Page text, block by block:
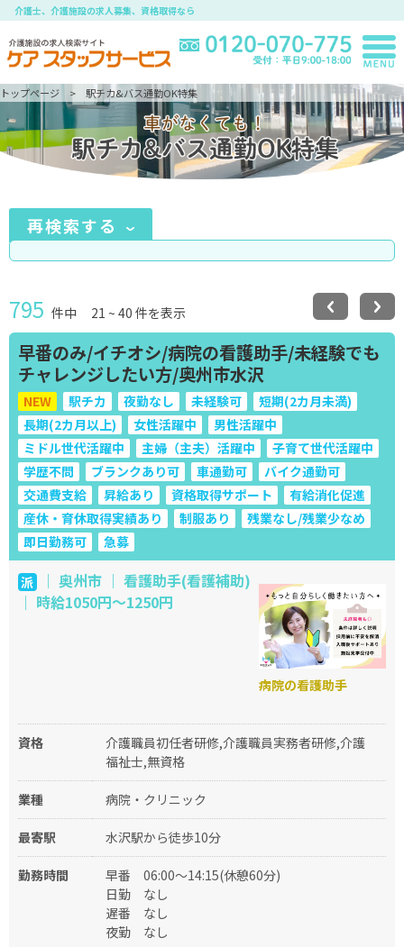
介護士、介護施設の求人募集、資格取得なら
トップページ 駅チカ&バス通勤OK特集
再検索する
795 件中 21 ~ 40 件を表示
早番のみ/イチオシ/病院の看護助手/未経験でも
チャレンジしたい方/奥州市水沢
NEW 駅チカ 夜勤なし 未経験可
短期(2カ月未満)
長期(2カ月以上)
女性活躍中
男性活躍中
ミドル世代活躍中
主婦（主夫）活躍中
子育て世代活躍中
学歴不問
ブランクあり可 車通勤可
バイク通勤可
交通費支給
昇給あり 資格取得サポート
有給消化促進
産休・育休取得実績あり
制服あり
残業なし/残業少なめ
即日勤務可
急募
派｜ 奥州市 ｜ 看護助手(看護補助)
｜ 時給1050円～1250円
病院の看護助手
資格
介護職員初任者研修,介護職員実務者研修,介護
福祉士,無資格
業種 病院・クリニック
最寄駅 水沢駅から徒歩10分
勤務時間 早番
06:00～14:15(休憩60分)
日勤
なし
遅番
なし
夜勤
なし